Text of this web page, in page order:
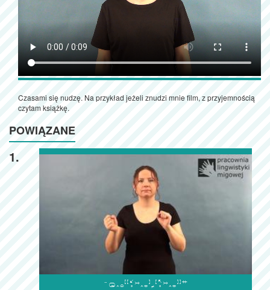
Czasami się nudzę. Na przykład jeżeli znudzi mnie film, z przyjemnością
czytam książkę.
POWIĄZANE
1.
